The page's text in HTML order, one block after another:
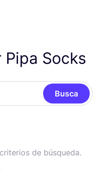
Socks
Busca
de búsqueda.